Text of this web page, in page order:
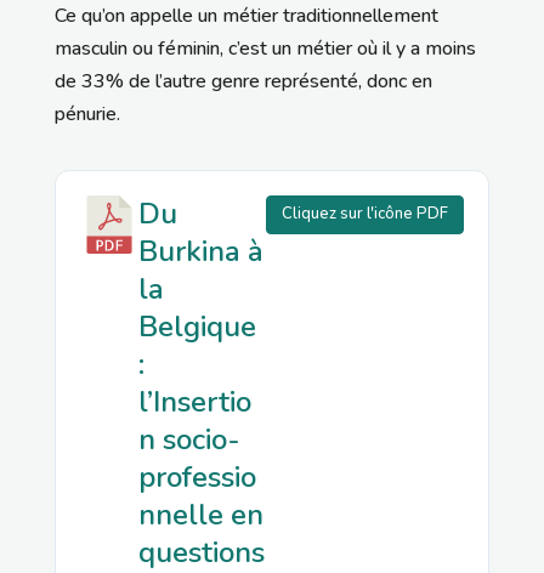
Ce qu’on appelle un métier traditionnellement
masculin ou féminin, c’est un métier où il y a moins
de 33% de l’autre genre représenté, donc en
pénurie.
Du
Burkina à
la
Belgique
:
l’Insertio
n socio-
professio
nnelle en
questions
Cliquez sur l'icône PDF